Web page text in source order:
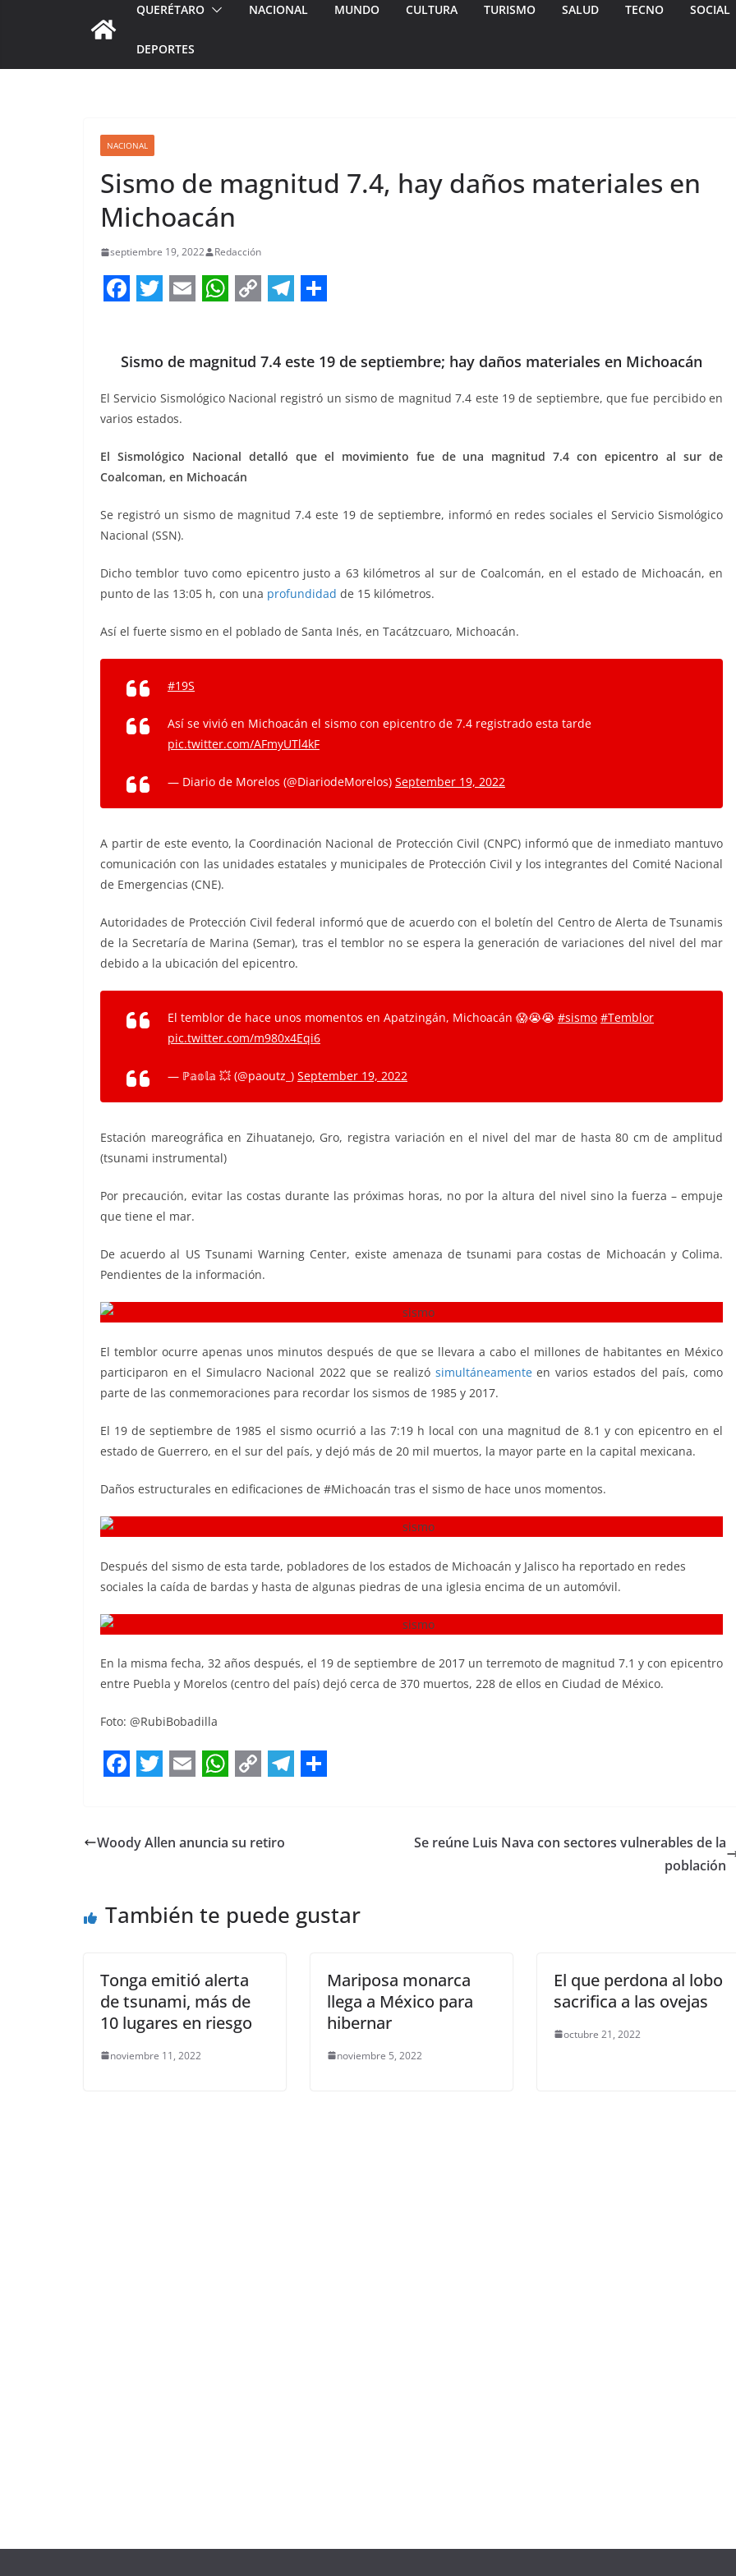
QUERÉTARO NACIONAL MUNDO CULTURA TURISMO SALUD TECNO SOCIAL
DEPORTES
NACIONAL
Sismo de magnitud 7.4, hay daños materiales en
Michoacán
septiembre 19, 2022 Redacción
e
b
o
o
i
t
t
e
r
a
i
l
a
t
A
p
p
y
i
n
l
e
r
a
a
r
Sismo de magnitud 7.4 este 19 de septiembre; hay daños materiales en Michoacán
El Servicio Sismológico Nacional registró un sismo de magnitud 7.4 este 19 de septiembre, que fue percibido en
varios estados.
El Sismológico Nacional detalló que el movimiento fue de una magnitud 7.4 con epicentro al sur de
Coalcoman, en Michoacán
Se registró un sismo de magnitud 7.4 este 19 de septiembre, informó en redes sociales el Servicio Sismológico
Nacional (SSN).
Dicho temblor tuvo como epicentro justo a 63 kilómetros al sur de Coalcomán, en el estado de Michoacán, en
punto de las 13:05 h, con una profundidad de 15 kilómetros.
Así el fuerte sismo en el poblado de Santa Inés, en Tacátzcuaro, Michoacán.
#19S
Así se vivió en Michoacán el sismo con epicentro de 7.4 registrado esta tarde
pic.twitter.com/AFmyUTl4kF
— Diario de Morelos (@DiariodeMorelos) September 19, 2022
A partir de este evento, la Coordinación Nacional de Protección Civil (CNPC) informó que de inmediato mantuvo
comunicación con las unidades estatales y municipales de Protección Civil y los integrantes del Comité Nacional
de Emergencias (CNE).
Autoridades de Protección Civil federal informó que de acuerdo con el boletín del Centro de Alerta de Tsunamis
de la Secretaría de Marina (Semar), tras el temblor no se espera la generación de variaciones del nivel del mar
debido a la ubicación del epicentro.
El temblor de hace unos momentos en Apatzingán, Michoacán 😱😭😭 #sismo #Temblor
pic.twitter.com/m980x4Eqi6
— ℙ𝕒𝕠𝕝𝕒 💥 (@paoutz_) September 19, 2022
Estación mareográfica en Zihuatanejo, Gro, registra variación en el nivel del mar de hasta 80 cm de amplitud
(tsunami instrumental)
Por precaución, evitar las costas durante las próximas horas, no por la altura del nivel sino la fuerza – empuje
que tiene el mar.
De acuerdo al US Tsunami Warning Center, existe amenaza de tsunami para costas de Michoacán y Colima.
Pendientes de la información.
El temblor ocurre apenas unos minutos después de que se llevara a cabo el millones de habitantes en México
participaron en el Simulacro Nacional 2022 que se realizó simultáneamenteen varios estados del país, como
parte de las conmemoraciones para recordar los sismos de 1985 y 2017.
El 19 de septiembre de 1985 el sismo ocurrió a las 7:19 h local con una magnitud de 8.1 y con epicentro en el
estado de Guerrero, en el sur del país, y dejó más de 20 mil muertos, la mayor parte en la capital mexicana.
Daños estructurales en edificaciones de #Michoacán tras el sismo de hace unos momentos.
Después del sismo de esta tarde, pobladores de los estados de Michoacán y Jalisco ha reportado en redes
sociales la caída de bardas y hasta de algunas piedras de una iglesia encima de un automóvil.
En la misma fecha, 32 años después, el 19 de septiembre de 2017 un terremoto de magnitud 7.1 y con epicentro
entre Puebla y Morelos (centro del país) dejó cerca de 370 muertos, 228 de ellos en Ciudad de México.
Foto: @RubiBobadilla
c
o
k
i
e
a a
A
p
p
i
k
l
r
Woody Allen anuncia su retiro
Se reúne Luis Nava con sectores vulnerables de la
población
También te puede gustar
Tonga emitió alerta
de tsunami, más de
10 lugares en riesgo
noviembre 11, 2022
Mariposa monarca
llega a México para
hibernar
noviembre 5, 2022
El que perdona al lobo
sacrifica a las ovejas
octubre 21, 2022